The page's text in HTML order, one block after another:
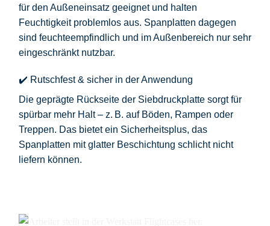
für den Außeneinsatz geeignetund halten
Feuchtigkeit problemlos aus. Spanplatten dagegen
sind feuchteempfindlich und im Außenbereich nur sehr
eingeschränkt nutzbar.
✔️ Rutschfest & sicher in der Anwendung
Die geprägte Rückseite der Siebdruckplatte sorgt für
spürbar mehr Halt – z. B. auf Böden, Rampen oder
Treppen. Das bietet ein Sicherheitsplus, das
Spanplatten mit glatter Beschichtung schlicht nicht
liefern können.